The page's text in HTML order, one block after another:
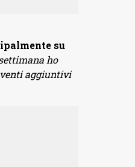
su
ho
aggiuntivi